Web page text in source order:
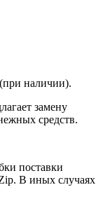
наличии).
замену
средств.
поставки
В иных случаях